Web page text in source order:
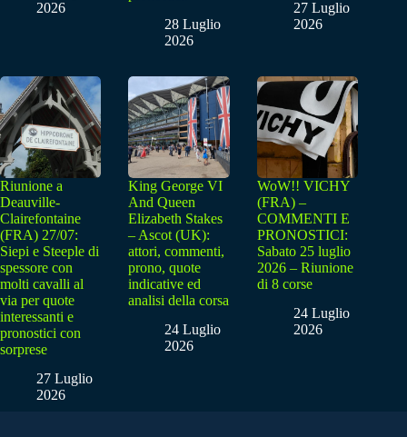
2026
28 Luglio
2026
27 Luglio
2026
Riunione a
Deauville-
Clairefontaine
(FRA) 27/07:
Siepi e Steeple di
spessore con
molti cavalli al
via per quote
interessanti e
pronostici con
sorprese
27 Luglio
2026
King George VI
And Queen
Elizabeth Stakes
– Ascot (UK):
attori, commenti,
prono, quote
indicative ed
analisi della corsa
24 Luglio
2026
WoW!! VICHY
(FRA) –
COMMENTI E
PRONOSTICI:
Sabato 25 luglio
2026 – Riunione
di 8 corse
24 Luglio
2026